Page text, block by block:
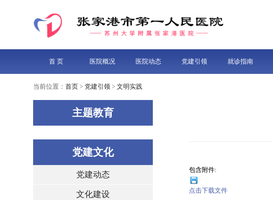
首 页 医院概况 医院动态 党建引领 就诊指南
当前位置：首页 > 党建引领 >文明实践
主题教育
党建文化
党建动态
文化建设
包含附件:
点击下载文件